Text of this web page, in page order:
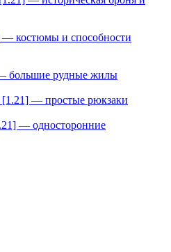
костюмы и способности
большие рудные жилы
— простые рюкзаки
— односторонние